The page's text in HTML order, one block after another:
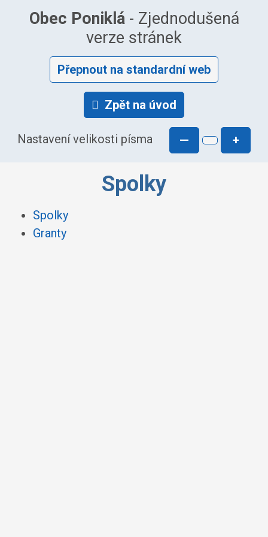
Obec Poniklá- Zjednodušená
verze stránek
Přepnout na standardní web
Zpět na úvod
Nastavení velikosti písma — +
Spolky
Spolky
Granty